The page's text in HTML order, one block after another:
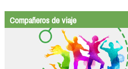
Compañeros de viaje